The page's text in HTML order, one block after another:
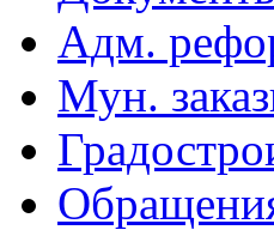
Адм.
Мун.